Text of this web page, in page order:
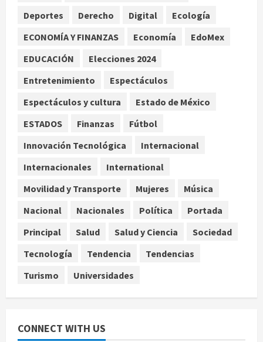
Bacterias en el semen también
condicionan el éxito del embarazo:
microbioma seminal
agosto 6, 2026
4
¿Sería posible saber si una
consciencia?
agosto 6, 2026
León XIV no visitará México en su
gira por América Latina
Deportes
Derecho Digital
Ecología
ECONOMÍA Y FINANZAS
Economía
EdoMex
EDUCACIÓN
Elecciones 2024
Entretenimiento
Espectáculos
Espectáculos y cultura
Estado de México
ESTADOS
Finanzas
Fútbol
Innovación Tecnológica
Internacional
Internacionales
International
Movilidad y Transporte
Mujeres
Música
Nacional
Nacionales Política
Portada
Principal
Salud Salud y Ciencia
Sociedad
Tecnología
Tendencia
Tendencias
Turismo
Universidades
CONNECT WITH US